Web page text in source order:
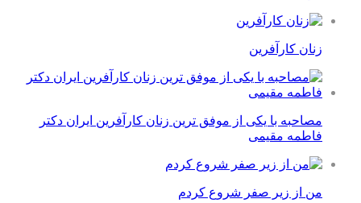
زنان کارآفرین
مصاحبه با یکی از موفق ترین زنان کارآفرین ایران دکتر
فاطمه مقیمی
من از زیر صفر شروع کردم